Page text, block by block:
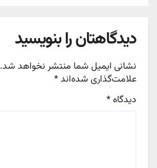
دیدگاهتان را بنویسید
نشانی ایمیل شما منتشر نخواهد شد.
علامت‌گذاری شده‌اند*
دیدگاه*